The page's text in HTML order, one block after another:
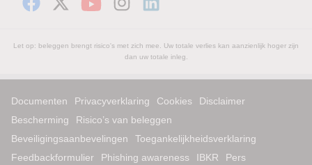
Let op: beleggen brengt risico's met zich mee. Uw totale verlies kan aanzienlijk hoger zijn
dan uw totale inleg.
Documenten Privacyverklaring Cookies
Disclaimer
Bescherming
Risico’s van beleggen
Beveiligingsaanbevelingen
Toegankelijkheidsverklaring
Feedbackformulier
Phishing awareness IBKR
Pers